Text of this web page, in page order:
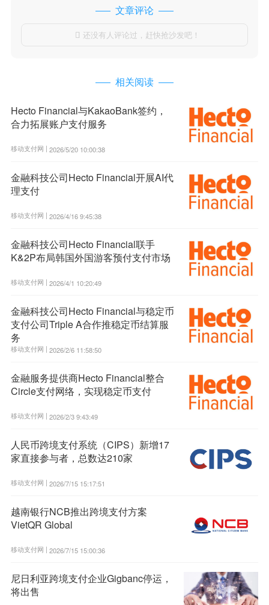
文章评论
 还没有人评论过，赶快抢沙发吧！
相关阅读
Hecto Financial与KakaoBank签约，
合力拓展账户支付服务
移动支付网 | 2026/5/20 10:00:38
金融科技公司Hecto Financial开展AI代
理支付
移动支付网 | 2026/4/16 9:45:38
金融科技公司Hecto Financial联手
K&2P布局韩国外国游客预付支付市场
移动支付网 | 2026/4/1 10:20:49
金融科技公司Hecto Financial与稳定币
支付公司Triple A合作推稳定币结算服
务
移动支付网 | 2026/2/6 11:58:50
金融服务提供商Hecto Financial整合
Circle支付网络，实现稳定币支付
移动支付网 | 2026/2/3 9:43:49
人民币跨境支付系统（CIPS）新增17
家直接参与者，总数达210家
移动支付网 | 2026/7/15 15:17:51
越南银行NCB推出跨境支付方案
VietQR Global
移动支付网 | 2026/7/15 15:00:36
尼日利亚跨境支付企业Gigbanc停运，
将出售